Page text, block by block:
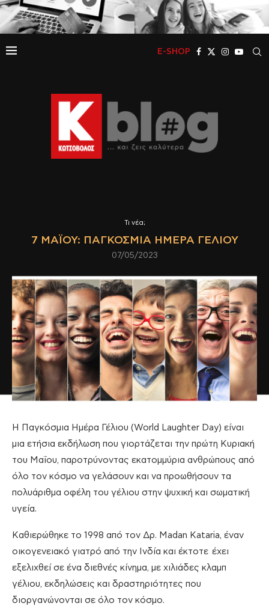
E-SHOP
Τι νέα;
7 ΜΑΪ́ΟΥ: ΠΑΓΚΌΣΜΙΑ ΗΜΈΡΑ ΓΈΛΙΟΥ
07/05/2023
Η Παγκόσμια Ημέρα Γέλιου (World Laughter Day) είναι
μια ετήσια εκδήλωση που γιορτάζεται την πρώτη Κυριακή
του Μαΐου, παροτρύνοντας εκατομμύρια ανθρώπους από
όλο τον κόσμο να γελάσουν και να προωθήσουν τα
πολυάριθμα οφέλη του γέλιου στην ψυχική και σωματική
υγεία.
Καθιερώθηκε το 1998 από τον Δρ. Madan Kataria, έναν
οικογενειακό γιατρό από την Ινδία και έκτοτε έχει
εξελιχθεί σε ένα διεθνές κίνημα, με χιλιάδες κλαμπ
γέλιου, εκδηλώσεις και δραστηριότητες που
διοργανώνονται σε όλο τον κόσμο.